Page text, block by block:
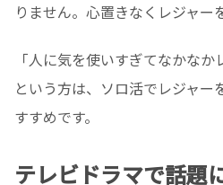
りません。心置きなくレジャー
「人に気を使いすぎてなかな
という方は、ソロ活でレジャー
すすめです。
テレビドラマで話題